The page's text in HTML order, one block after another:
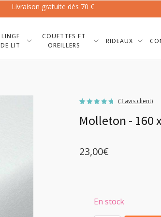
Livraison gratuite dès 70 €
LINGE
DE LIT
COUETTES ET
OREILLERS
RIDEAUX
sur 5
basé
(3 avis client)
Molleton - 160
23,00€
En stock